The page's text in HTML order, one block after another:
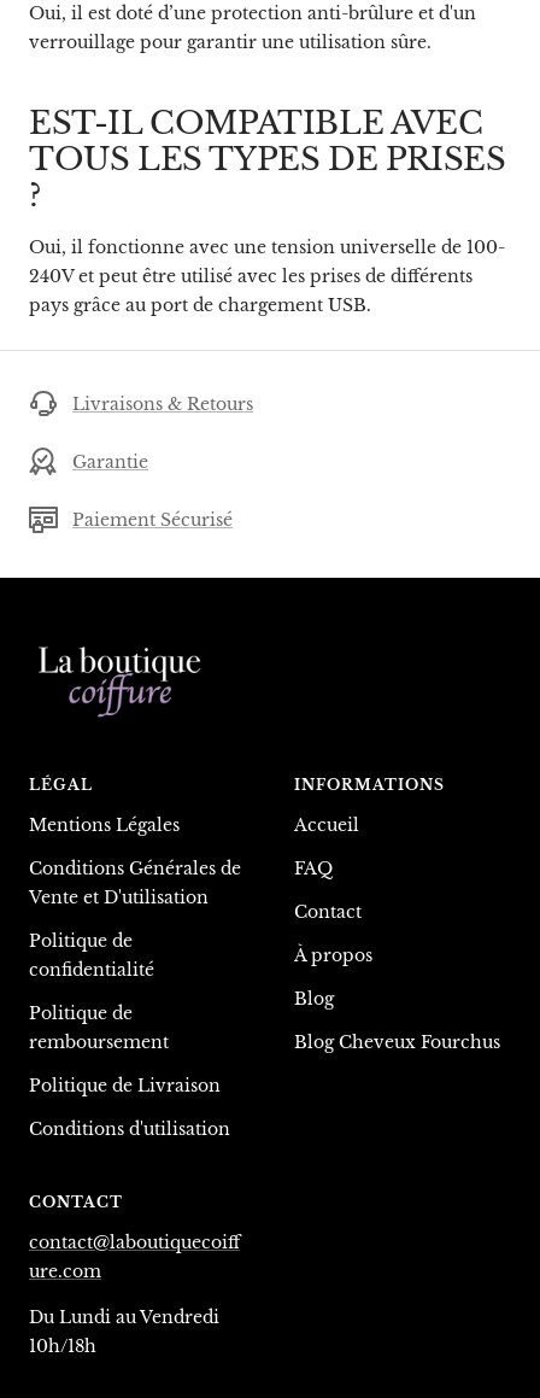
Oui, il est doté d’une protection anti-brûlure et d'un
verrouillage pour garantir une utilisation sûre.
EST-IL COMPATIBLE AVEC
TOUS LES TYPES DE PRISES
?
Oui, il fonctionne avec une tension universelle de 100-
240V et peut être utilisé avec les prises de différents
pays grâce au port de chargement USB.
Livraisons & Retours
Garantie
Paiement Sécurisé
LÉGAL
Mentions Légales
Conditions Générales de
Vente et D'utilisation
Politique de
confidentialité
Politique de
remboursement
Politique de Livraison
Conditions d'utilisation
INFORMATIONS
Accueil
FAQ
Contact
À propos
Blog
Blog Cheveux Fourchus
CONTACT
contact@laboutiquecoiff
ure.com
Du Lundi au Vendredi
10h/18h